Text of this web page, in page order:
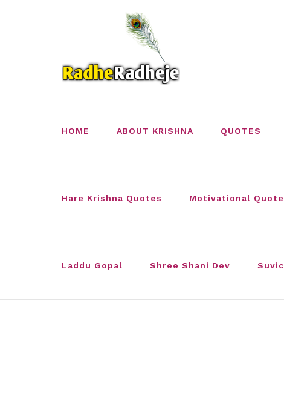
HOME ABOUT KRISHNA QUOTES
Hare Krishna Quotes Motivational
Laddu Gopal Shree Shani Dev